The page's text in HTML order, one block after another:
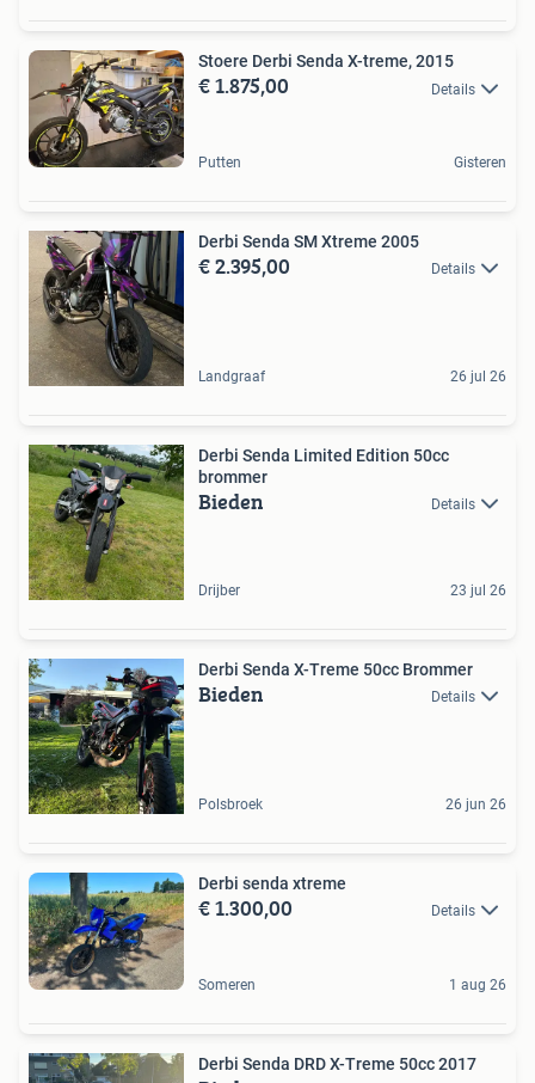
Stoere Derbi Senda X-treme, 2015
€ 1.875,00 Details
Putten Gisteren
Derbi Senda SM Xtreme 2005
€ 2.395,00 Details
Landgraaf 26 jul 26
Derbi Senda Limited Edition 50cc
brommer
Bieden Details
Drijber 23 jul 26
Derbi Senda X-Treme 50cc Brommer
Bieden Details
Polsbroek 26 jun 26
Derbi senda xtreme
€ 1.300,00 Details
Someren 1 aug 26
Derbi Senda DRD X-Treme 50cc 2017